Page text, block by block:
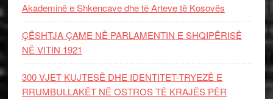
Akademinë e Shkencave dhe të Arteve të Kosovës
ÇËSHTJA ÇAME NË PARLAMENTIN E SHQIPËRISË
NË VITIN 1921
300 VJET KUJTESË DHE IDENTITET-TRYEZË E
RRUMBULLAKËT NË OSTROS TË KRAJËS PËR